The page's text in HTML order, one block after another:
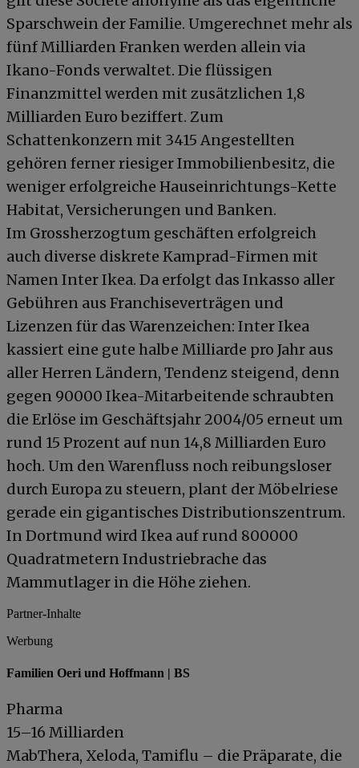
Sparschwein der Familie. Umgerechnet mehr als
fünf Milliarden Franken werden allein via
Ikano-Fonds verwaltet. Die flüssigen
Finanzmittel werden mit zusätzlichen 1,8
Milliarden Euro beziffert. Zum
Schattenkonzern mit 3415 Angestellten
gehören ferner riesiger Immobilienbesitz, die
weniger erfolgreiche Hauseinrichtungs-Kette
Habitat, Versicherungen und Banken.
Im Grossherzogtum geschäften erfolgreich
auch diverse diskrete Kamprad-Firmen mit
Namen Inter Ikea. Da erfolgt das Inkasso aller
Gebühren aus Franchiseverträgen und
Lizenzen für das Warenzeichen: Inter Ikea
kassiert eine gute halbe Milliarde pro Jahr aus
aller Herren Ländern, Tendenz steigend, denn
gegen 90000 Ikea-Mitarbeitende schraubten
die Erlöse im Geschäftsjahr 2004/05 erneut um
rund 15 Prozent auf nun 14,8 Milliarden Euro
hoch. Um den Warenfluss noch reibungsloser
durch Europa zu steuern, plant der Möbelriese
gerade ein gigantisches Distributionszentrum.
In Dortmund wird Ikea auf rund 800000
Quadratmetern Industriebrache das
Mammutlager in die Höhe ziehen.
Partner-Inhalte
Werbung
Familien Oeri und Hoffmann | BS
Pharma
15–16 Milliarden
MabThera, Xeloda, Tamiflu – die Präparate, die